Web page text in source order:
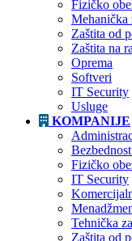
Fizičko
Mehanička
Zaštita od
Zaštita na
Oprema
Softveri
IT Security
Usluge
KOMPANIJE
Fizičko
IT Security
Tehnička
Zaštita od